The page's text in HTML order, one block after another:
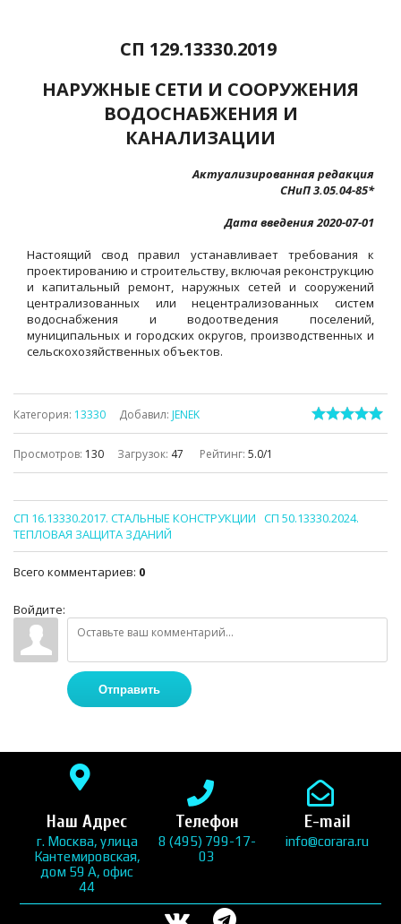
СП 129.13330.2019
НАРУЖНЫЕ СЕТИ И СООРУЖЕНИЯ
ВОДОСНАБЖЕНИЯ И
КАНАЛИЗАЦИИ
Актуализированная редакция
СНиП 3.05.04-85*
Дата введения 2020-07-01
Настоящий свод правил устанавливает требования к
проектированию и строительству, включая реконструкцию
и капитальный ремонт, наружных сетей и сооружений
централизованных или нецентрализованных систем
водоснабжения и водоотведения поселений,
муниципальных и городских округов, производственных и
сельскохозяйственных объектов.
Категория: 13330 Добавил: JENEK
Просмотров: 130 Загрузок: 47 Рейтинг: 5.0/1
СП 16.13330.2017. СТАЛЬНЫЕ КОНСТРУКЦИИ СП 50.13330.2024.
ТЕПЛОВАЯ ЗАЩИТА ЗДАНИЙ
Всего комментариев: 0
Войдите:
Отправить
Наш Адрес
г. Москва, улица
Кантемировская,
дом 59 А, офис
44
Телефон
8 (495) 799-17-
03
E-mail
info@corara.ru